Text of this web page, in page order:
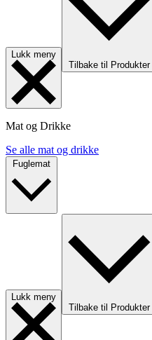
Lukk meny
Tilbake til Produkter
Mat og Drikke
Se alle mat og drikke
Lukk meny
Tilbake til Produkter